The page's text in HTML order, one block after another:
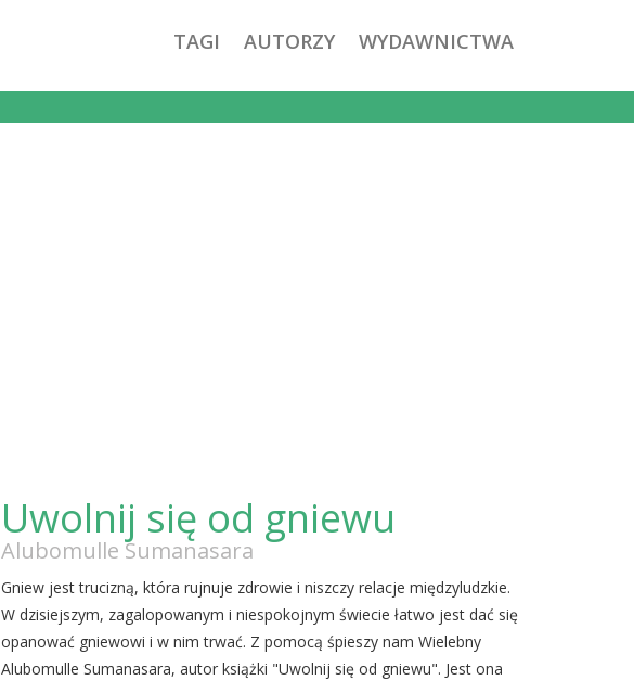
TAGI AUTORZY WYDAWNICTWA
Uwolnij się od gniewu
Alubomulle Sumanasara
Gniew jest trucizną, która rujnuje zdrowie i niszczy relacje międzyludzkie.
W dzisiejszym, zagalopowanym i niespokojnym świecie łatwo jest dać się
opanować gniewowi i w nim trwać. Z pomocą śpieszy nam Wielebny
Alubomulle Sumanasara, autor książki "Uwolnij się od gniewu". Jest ona